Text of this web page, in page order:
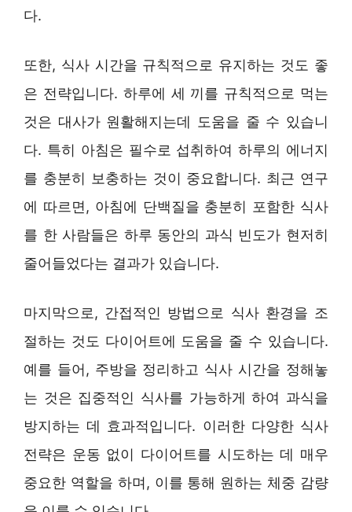
다.
또한, 식사 시간을 규칙적으로 유지하는 것도 좋
은 전략입니다. 하루에 세 끼를 규칙적으로 먹는
것은 대사가 원활해지는데 도움을 줄 수 있습니
다. 특히 아침은 필수로 섭취하여 하루의 에너지
를 충분히 보충하는 것이 중요합니다. 최근 연구
에 따르면, 아침에 단백질을 충분히 포함한 식사
를 한 사람들은 하루 동안의 과식 빈도가 현저히
줄어들었다는 결과가 있습니다.
마지막으로, 간접적인 방법으로 식사 환경을 조
절하는 것도 다이어트에 도움을 줄 수 있습니다.
예를 들어, 주방을 정리하고 식사 시간을 정해놓
는 것은 집중적인 식사를 가능하게 하여 과식을
방지하는 데 효과적입니다. 이러한 다양한 식사
전략은 운동 없이 다이어트를 시도하는 데 매우
중요한 역할을 하며, 이를 통해 원하는 체중 감량